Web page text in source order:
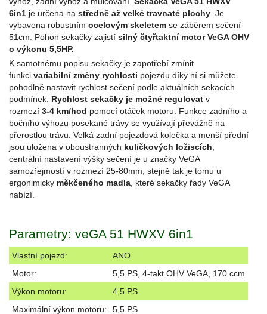
6in1 je určena na středně až velké travnaté plochy . Je
vybavena robustním ocelovým skeletem se záběrem sečení
51cm. Pohon sekačky zajistí silný čtyřtaktní motor VeGA OHV
o výkonu 5,5HP.
K samotnému popisu sekačky je zapotřebí zmínit
funkci variabilní změny rychlosti pojezdu díky ní si můžete
pohodlně nastavit rychlost sečení podle aktuálních sekacích
podmínek. Rychlost sekačky je možné regulovat v
rozmezí 3-4 km/hod pomocí otáček motoru. Funkce zadního a
bočního výhozu posekané trávy se využívají převážně na
přerostlou trávu. Velká zadní pojezdová kolečka a menší přední
jsou uložena v oboustranných kuličkových ložiscích
centrální nastavení výšky sečení je u značky VeGA
samozřejmostí v rozmezí 25-80mm, stejně tak je tomu u
ergonimicky měkčeného madla , které sekačky řady VeGA
nabízí.
Parametry: veGA 51 HWXV 6in1
Vlastní pojezd:
ANO
Motor:
5,5 PS, 4-takt OHV VeGA, 170 ccm
Výkon motoru:
4,5 PS
Maximální výkon motoru:
5,5 PS